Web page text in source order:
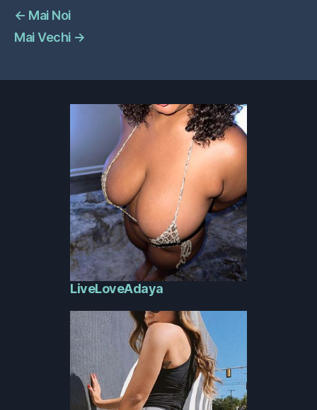
← Mai Noi
Mai Vechi →
LiveLoveAdaya